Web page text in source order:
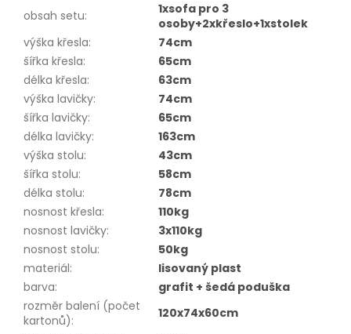
obsah setu:
1xsofa pro 3
osoby+2xkřeslo+1xstolek
výška křesla:
74cm
šířka křesla:
65cm
délka křesla:
63cm
výška lavičky:
74cm
šířka lavičky:
65cm
délka lavičky:
163cm
výška stolu:
43cm
šířka stolu:
58cm
délka stolu:
78cm
nosnost křesla:
110kg
nosnost lavičky:
3x110kg
nosnost stolu:
50kg
materiál:
lisovaný plast
barva:
grafit + šedá poduška
rozměr balení (počet
kartonů):
120x74x60cm